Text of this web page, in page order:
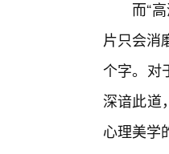
而“
片只会消
个字。对
深谙此道
心理美学